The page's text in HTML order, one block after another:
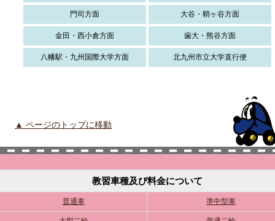
門司方面 大谷・鞘ヶ谷方面
金田・西小倉方面 歯大・熊谷方面
八幡駅・九州国際大学方面 北九州市立大学直行便
▲ ページのトップに移動
教習車種及び料金について
普通車 準中型車